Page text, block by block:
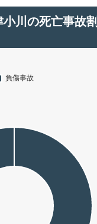
川の死亡事故割